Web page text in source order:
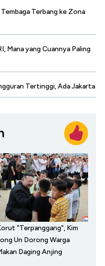
Terbang ke Zona
Mana yang Cuannya Paling
Tertinggi, Ada Jakarta
"Terpanggang", Kim
Un Dorong Warga
Daging Anjing